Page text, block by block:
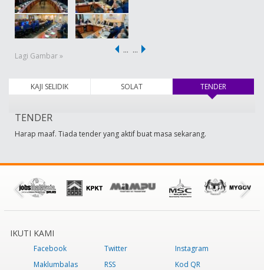
Lagi Gambar »
… …
KAJI SELIDIK SOLAT TENDER
TENDER
Harap maaf. Tiada tender yang aktif buat masa sekarang.
IKUTI KAMI
Facebook Twitter
Instagram
Maklumbalas
RSS Kod QR